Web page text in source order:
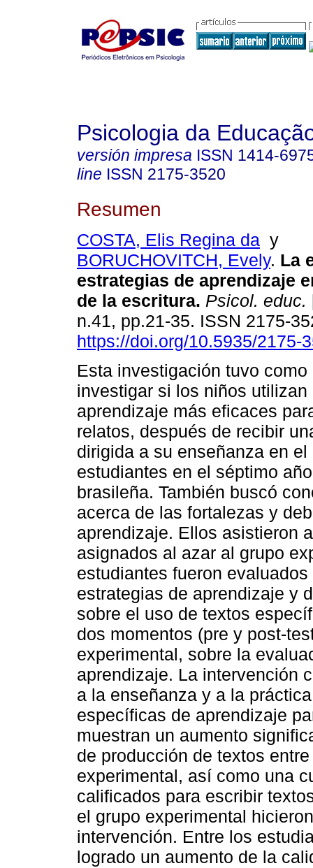
Psicologia da
versión impresa ISSN 1414-
line ISSN 2175-3520
Resumen
COSTA, Elis Regina da y
BORUCHOVITCH, Evely. La
estrategias de aprendizaje
de la escritura. Psicol. educ.
n.41, pp.21-35. ISSN 2175-
https://doi.org/10.5935/2175-
Esta investigación tuvo como
investigar si los niños utilizan
aprendizaje más eficaces
relatos, después de recibir
dirigida a su enseñanza en
estudiantes en el séptimo
brasileña. También buscó
acerca de las fortalezas y
aprendizaje. Ellos asistieron
asignados al azar al grupo
estudiantes fueron
estrategias de aprendizaje y
sobre el uso de textos
dos momentos (pre y post-
experimental, sobre la
aprendizaje. La intervención
a la enseñanza y a la
específicas de aprendizaje
muestran un aumento
de producción de textos
experimental, así como una
calificados para escribir
el grupo experimental
intervención. Entre los
logrado un aumento de la